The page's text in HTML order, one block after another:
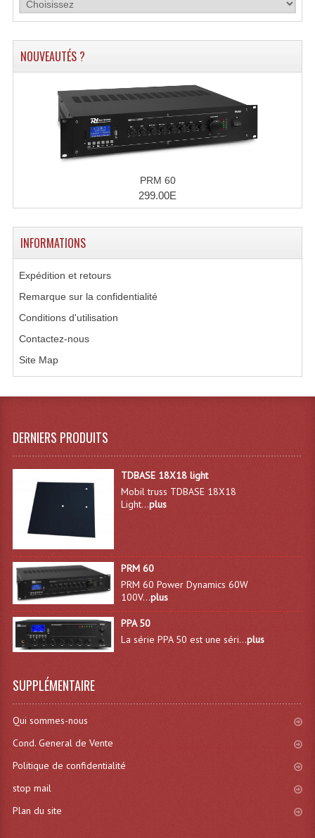
Multi-Effets, Reverbes Etc...
Peripheriques Traitements Et Accessoires
Pupitre Pour Discours
Samplers, Échantillonneurs
Table Mixages Et Contrôleurs & Consoles
Consoles Sono Et Studio
Boules À Facettes
Déco Light
Lasers D'extérieur Multi-Points
Effets Lumineux À Leds
Effets Lumineux, Centre De Piste
Chenillards Modulateurs
NOUVEAUTÉS ?
PRM 60
299.00E
INFORMATIONS
Expédition et retours
Remarque sur la confidentialité
Conditions d'utilisation
Contactez-nous
Site Map
DERNIERS PRODUITS
TDBASE 18X18 light
Mobil truss TDBASE 18X18
Light...plus
PRM 60
PRM 60 Power Dynamics 60W
100V...plus
PPA 50
La série PPA 50 est une séri...plus
SUPPLÉMENTAIRE
Qui sommes-nous
Cond. General de Vente
Politique de confidentialité
stop mail
Plan du site